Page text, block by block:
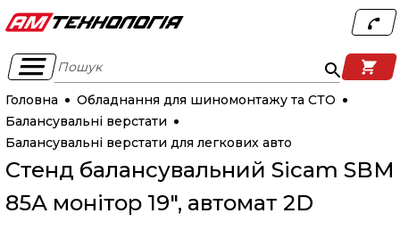
Пошук
Головна
Обладнання для шиномонтажу та СТО
Балансувальні верстати
Балансувальні верстати для легкових авто
Стенд балансувальний Sicam SBM
85А монітор 19", автомат 2D